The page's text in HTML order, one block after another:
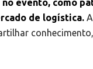
evento, como
de logística.